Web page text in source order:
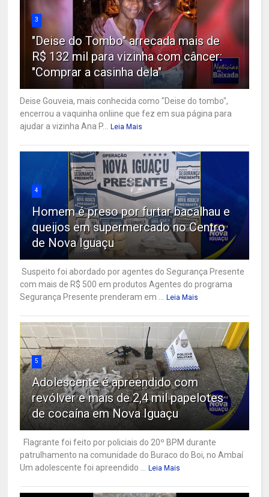
3
"Deise do Tombo" arrecada mais de
R$ 132 mil para vizinha com câncer:
"Comprar a casinha dela"
Deise Gouveia, mais conhecida como "Deise do tombo",
encerrou a vaquinha onliine que fez em sua página para
ajudar a vizinha Ana P...
Leia Mais
4
Homem é preso por furtar bacalhau e
queijos em supermercado no Centro
de Nova Iguaçu
Suspeito foi abordado por agentes do Segurança Presente
com mais de R$ 500 em produtos Agentes do programa
Segurança Presente prenderam em ...
Leia Mais
5
Adolescente é apreendido com
revólver e mais de 2,4 mil papelotes
de cocaína em Nova Iguaçu
Flagrante foi feito por policiais do 20º BPM durante
patrulhamento na comunidade do Buraco do Boi, no Ambaí
Um adolescente foi apreendido ...
Leia Mais